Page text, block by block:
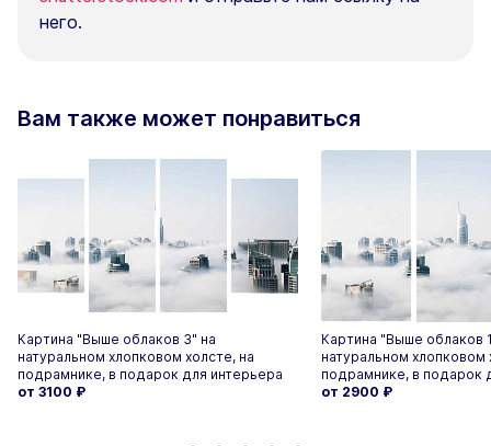
него.
Вам также может понравиться
Картина "Выше облаков 3" на
натуральном хлопковом холсте, на
подрамнике, в подарок для интерьера
от 3100 ₽
Картина "Выше облаков
натуральном хлопковом
подрамнике, в подарок
от 2900 ₽